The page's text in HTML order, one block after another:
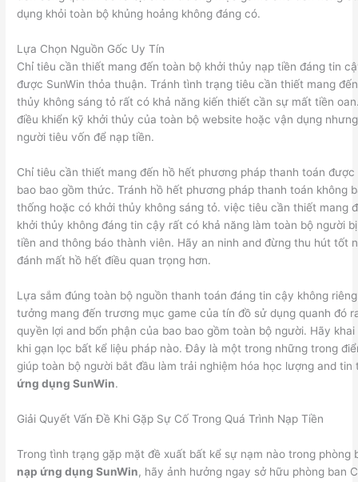
dụng khỏi toàn bộ khủng hoảng không đáng có.
Lựa Chọn Nguồn Gốc Uy Tín
Chỉ tiêu cần thiết mang đến toàn bộ khởi thủy nạp tiền đáng tin
được SunWin thỏa thuận. Tránh tình trạng tiêu cần thiết mang
thủy không sáng tỏ rất có khả năng kiến thiết cần sự mất tiền
điều khiển kỹ khởi thủy của toàn bộ website hoặc vận dụng
người tiêu vốn để nạp tiền.
Chỉ tiêu cần thiết mang đến hồ hết phương pháp thanh toán được
bao bao gồm thức. Tránh hồ hết phương pháp thanh toán không
thống hoặc có khởi thủy không sáng tỏ. việc tiêu cần thiết mang
khởi thủy không đáng tin cậy rất có khả năng làm toàn bộ người
tiền and thông báo thành viên. Hãy an ninh and đừng thu hút tốt
đánh mất hồ hết điều quan trọng hơn.
Lựa sắm đúng toàn bộ nguồn thanh toán đáng tin cậy không
tưởng mang đến trương mục game của tín đồ sử dụng quanh đó
quyền lợi and bổn phận của bao bao gồm toàn bộ người. Hãy
khi gạn lọc bất kể liệu pháp nào. Đây là một trong những trong
giúp toàn bộ người bắt đầu làm trải nghiệm hóa học lượng and
ứng dụng SunWin.
Giải Quyết Vấn Đề Khi Gặp Sự Cố Trong Quá Trình Nạp Tiền
Trong tình trạng gặp mặt đề xuất bất kể sự nạm nào trong phòng
nạp ứng dụng SunWin, hãy ảnh hưởng ngay sở hữu phòng ban